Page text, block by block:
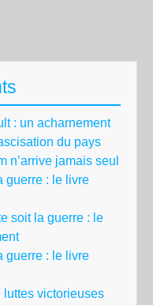
: un acharnement
du pays
n’arrive jamais seul
guerre : le livre
soit la guerre : le
guerre : le livre
luttes victorieuses